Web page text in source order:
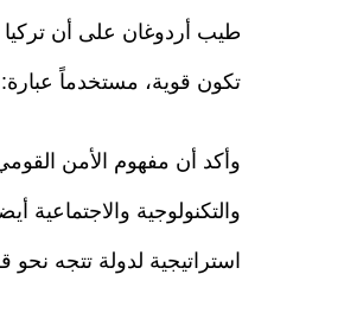
طيب أردوغان على أن
تكون قوية، مستخدماً عبارة:
وأكد أن مفهوم الأمن
والتكنولوجية والاجتماعية
استراتيجية لدولة تتجه نحو